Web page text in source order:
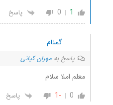
1
0 پاسخ
گمنام
پاسخ به مهران کیانی
معلم املا سلام
0
-1 پاسخ